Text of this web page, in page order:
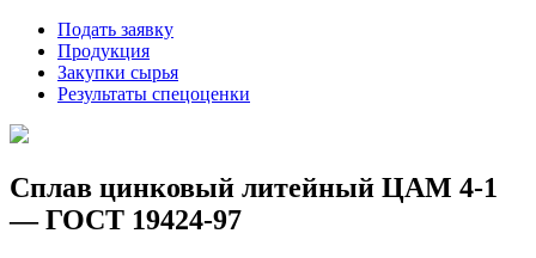
Подать заявку
Продукция
Закупки сырья
Результаты спецоценки
Сплав цинковый литейный ЦАМ 4-1
— ГОСТ 19424-97